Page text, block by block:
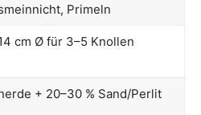
Primeln
cm Ø für 3–5 Knollen
+ 20–30 % Sand/Perlit